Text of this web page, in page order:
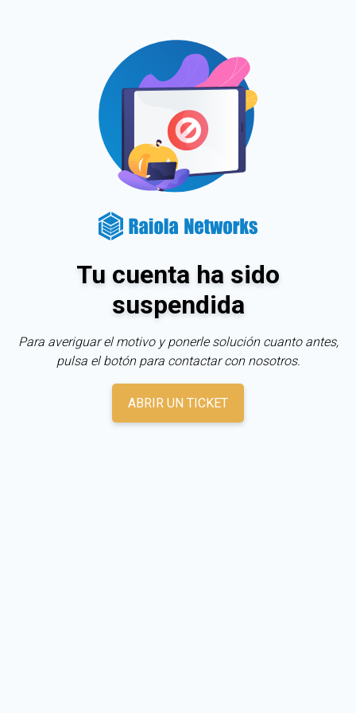
Tu cuenta ha sido
suspendida
Para averiguar el motivo y ponerle solución cuanto antes,
pulsa el botón para contactar con nosotros.
ABRIR UN TICKET